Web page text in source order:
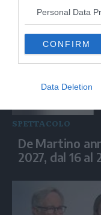
Personal Data
CONFIRM
Data Deletion
SPETTACOLO
De Martino
2027, dal 16 al